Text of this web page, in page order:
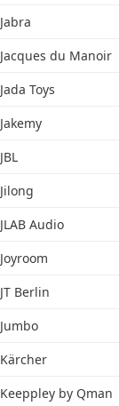
Jabra
Jacques du Manoir
Jada Toys
Jakemy
JBL
Jilong
JLAB Audio
Joyroom
JT Berlin
Jumbo
Kärcher
Keeppley by Qman